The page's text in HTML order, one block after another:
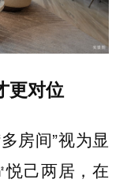
更对位
房间”视为显
己两居，在